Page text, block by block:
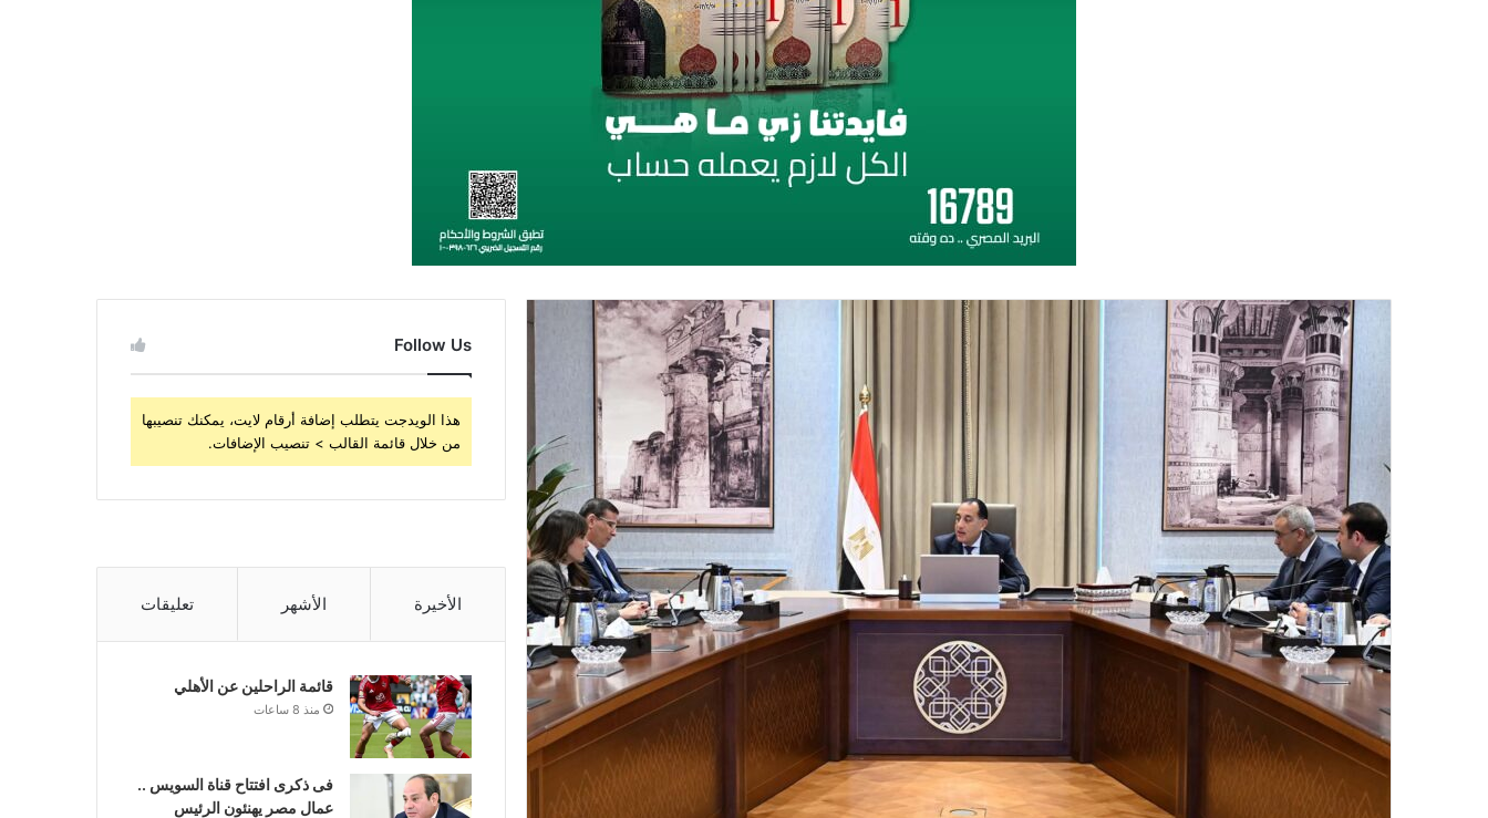
Follow Us
هذا الويدجت يتطلب إضافة أرقام لايت، يمكنك تنصيبها
من خلال قائمة القالب > تنصيب الإضافات.
الأخيرة الأشهر تعليقات
قائمة الراحلين عن الأهلي
منذ 8 ساعات
فى ذكرى افتتاح قناة السويس ..
عمال مصر يهنئون الرئيس